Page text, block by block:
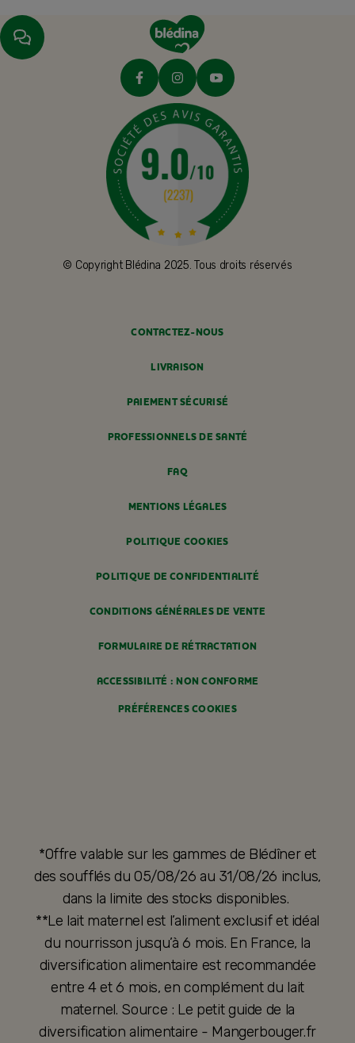
© Copyright Blédina 2025. Tous droits réservés
CONTACTEZ-NOUS
LIVRAISON
PAIEMENT SÉCURISÉ
PROFESSIONNELS DE SANTÉ
FAQ
MENTIONS LÉGALES
POLITIQUE COOKIES
POLITIQUE DE CONFIDENTIALITÉ
CONDITIONS GÉNÉRALES DE VENTE
FORMULAIRE DE RÉTRACTATION
ACCESSIBILITÉ : NON CONFORME
PRÉFÉRENCES COOKIES
*Offre valable sur les gammes de Blédîner et
des soufflés du 05/08/26 au 31/08/26 inclus,
dans la limite des stocks disponibles.
**Le lait maternel est l’aliment exclusif et idéal
du nourrisson jusqu’à 6 mois. En France, la
diversification alimentaire est recommandée
entre 4 et 6 mois, en complément du lait
maternel. Source : Le petit guide de la
diversification alimentaire - Mangerbouger.fr